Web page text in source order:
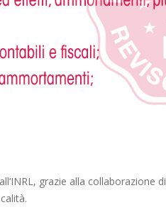
grazie alla collaborazione di